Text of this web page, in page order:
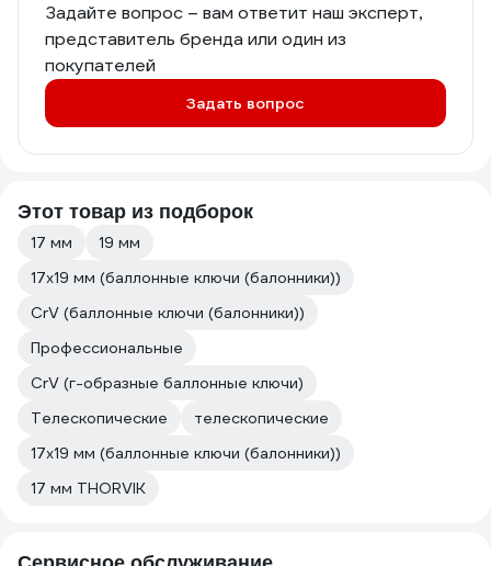
Задайте вопрос – вам ответит наш эксперт,
представитель бренда или один из
покупателей
Задать вопрос
Этот товар из подборок
17 мм
19 мм
17х19 мм (баллонные ключи (балонники))
CrV (баллонные ключи (балонники))
Профессиональные
CrV (г-образные баллонные ключи)
Телескопические
телескопические
17х19 мм (баллонные ключи (балонники))
17 мм THORVIK